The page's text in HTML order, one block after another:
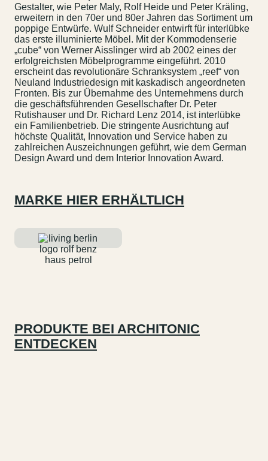
Gestalter, wie Peter Maly, Rolf Heide und Peter Kräling,
erweitern in den 70er und 80er Jahren das Sortiment um
poppige Entwürfe. Wulf Schneider entwirft für interlübke
das erste illuminierte Möbel. Mit der Kommodenserie
„cube“ von Werner Aisslinger wird ab 2002 eines der
erfolgreichsten Möbelprogramme eingeführt. 2010
erscheint das revolutionäre Schranksystem „reef“ von
Neuland Industriedesign mit kaskadisch angeordneten
Fronten. Bis zur Übernahme des Unternehmens durch
die geschäftsführenden Gesellschafter Dr. Peter
Rutishauser und Dr. Richard Lenz 2014, ist interlübke
ein Familienbetrieb. Die stringente Ausrichtung auf
höchste Qualität, Innovation und Service haben zu
zahlreichen Auszeichnungen geführt, wie dem German
Design Award und dem Interior Innovation Award.
MARKE HIER ERHÄLTLICH
PRODUKTE BEI ARCHITONIC
ENTDECKEN